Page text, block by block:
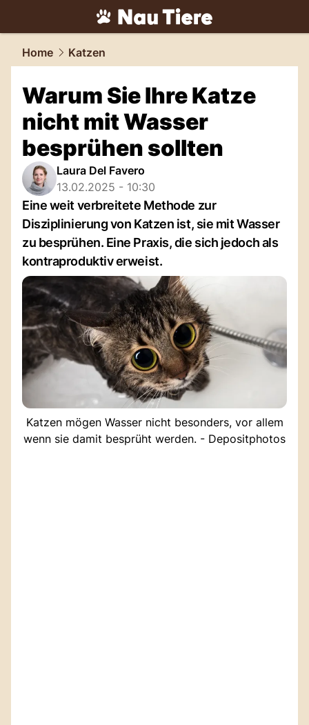
tiere.NAU.ch
Home Katzen
Warum Sie Ihre Katze
nicht mit Wasser
besprühen sollten
Laura Del Favero
13.02.2025 - 10:30
Eine weit verbreitete Methode zur
Disziplinierung von Katzen ist, sie mit Wasser
zu besprühen. Eine Praxis, die sich jedoch als
kontraproduktiv erweist.
Katzen mögen Wasser nicht besonders, vor allem
wenn sie damit besprüht werden. - Depositphotos